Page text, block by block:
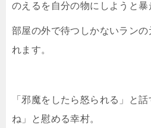
のえるを自分の物にしようと暴
部屋の外で待つしかないラン
れます。
「邪魔をしたら怒られる」と
ね」と慰める幸村。